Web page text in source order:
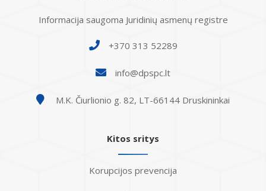
Informacija saugoma Juridinių asmenų registre
+370 313 52289
info@dpspc.lt
M.K. Čiurlionio g. 82, LT-66144 Druskininkai
Kitos sritys
Korupcijos prevencija